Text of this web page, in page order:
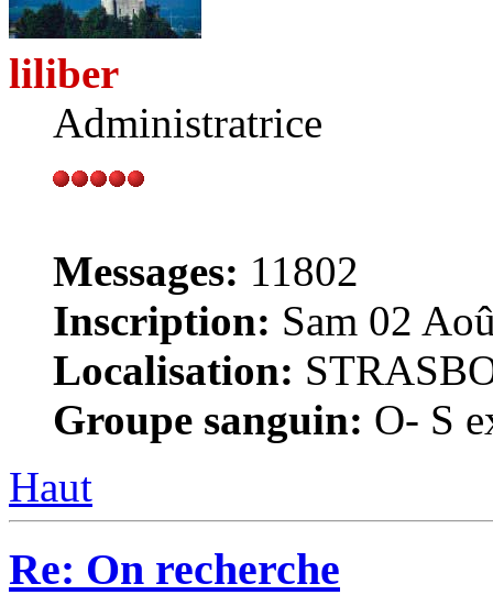
liliber
Administratrice
Messages: 11802
Inscription: Sam 02
Localisation:
Groupe sanguin: O- S
Haut
Re: On recherche